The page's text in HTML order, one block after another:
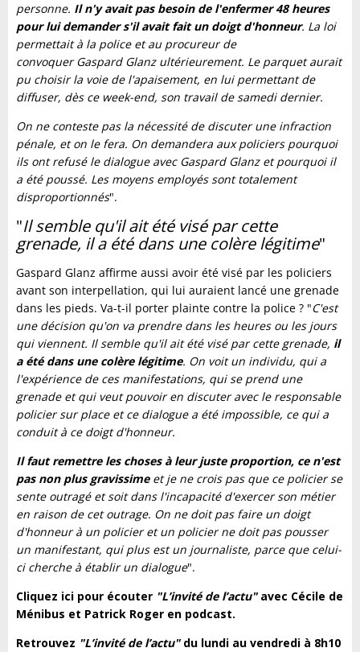
personne. Il n'y avait pas besoin de l'enfermer 48 heures
pour lui demander s'il avait fait un doigt d'honneur. La loi
permettait à la police et au procureur de
convoquer Gaspard Glanz ultérieurement. Le parquet aurait
pu choisir la voie de l'apaisement, en lui permettant de
diffuser, dès ce week-end, son travail de samedi dernier.
On ne conteste pas la nécessité de discuter une infraction
pénale, et on le fera. On demandera aux policiers pourquoi
ils ont refusé le dialogue avec Gaspard Glanz et pourquoi il
a été poussé. Les moyens employés sont totalement
disproportionnés".
"Il semble qu'il ait été visé par cette
grenade, il a été dans une colère légitime"
Gaspard Glanz affirme aussi avoir été visé par les policiers
avant son interpellation, qui lui auraient lancé une grenade
dans les pieds. Va-t-il porter plainte contre la police ? "C'est
une décision qu'on va prendre dans les heures ou les jours
qui viennent. Il semble qu'il ait été visé par cette grenade, il
a été dans une colère légitime. On voit un individu, qui a
l'expérience de ces manifestations, qui se prend une
grenade et qui veut pouvoir en discuter avec le responsable
policier sur place et ce dialogue a été impossible, ce qui a
conduit à ce doigt d'honneur.
Il faut remettre les choses à leur juste proportion, ce n'est
pas non plus gravissimeet je ne crois pas que ce policier se
sente outragé et soit dans l'incapacité d'exercer son métier
en raison de cet outrage. On ne doit pas faire un doigt
d'honneur à un policier et un policier ne doit pas pousser
un manifestant, qui plus est un journaliste, parce que celui-
ci cherche à établir un dialogue".
Cliquez ici pour écouter "L’invité de l’actu"avec Cécile de
Ménibus et Patrick Roger en podcast.
Retrouvez "L’invité de l’actu"du lundi au vendredi à 8h10